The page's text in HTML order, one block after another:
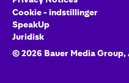
Cookie - indstillinger
SpeakUp
Juridisk
©2026 Bauer Media